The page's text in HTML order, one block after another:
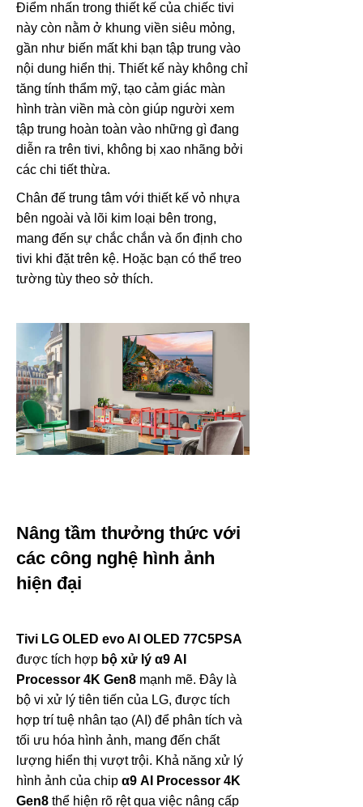
Điểm nhấn trong thiết kế của chiếc tivi
này còn nằm ở khung viền siêu mỏng,
gần như biến mất khi bạn tập trung vào
nội dung hiển thị. Thiết kế này không chỉ
tăng tính thẩm mỹ, tạo cảm giác màn
hình tràn viền mà còn giúp người xem
tập trung hoàn toàn vào những gì đang
diễn ra trên tivi, không bị xao nhãng bởi
các chi tiết thừa.
Chân đế trung tâm với thiết kế vỏ nhựa
bên ngoài và lõi kim loại bên trong,
mang đến sự chắc chắn và ổn định cho
tivi khi đặt trên kệ. Hoặc bạn có thể treo
tường tùy theo sở thích.
Nâng tầm thưởng thức với
các công nghệ hình ảnh
hiện đại
Tivi LG OLED evo AI OLED 77C5PSA
được tích hợp bộ xử lý α9 AI
Processor 4K Gen8 mạnh mẽ. Đây là
bộ vi xử lý tiên tiến của LG, được tích
hợp trí tuệ nhân tạo (AI) để phân tích và
tối ưu hóa hình ảnh, mang đến chất
lượng hiển thị vượt trội. Khả năng xử lý
hình ảnh của chip α9 AI Processor 4K
Gen8 thể hiện rõ rệt qua việc nâng cấp